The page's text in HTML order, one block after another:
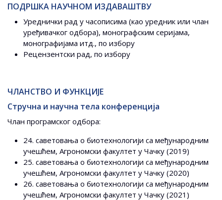
ПОДРШКА НАУЧНОМ ИЗДАВАШТВУ
Уреднички рад у часописима (као уредник или члан
уређивачког одбора), монографским серијама,
монографијама итд., по избору
Рецензентски рад, по избору
ЧЛАНСТВО И ФУНКЦИЈЕ
Стручна и научна тела конференција
Члан програмског одбора:
24. саветовања о биотехнологији са међународним
учешћем, Агрономски факултет у Чачку (2019)
25. саветовања о биотехнологији са међународним
учешћем, Агрономски факултет у Чачку (2020)
26. саветовања о биотехнологији са међународним
учешћем, Агрономски факултет у Чачку (2021)